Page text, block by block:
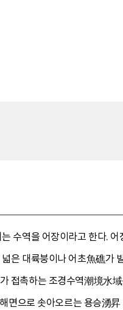
수역을 어장이라고 한다. 어
은 대륙붕이나 어초魚礁가
접촉하는 조경수역潮境水
면으로 솟아오르는 용승湧